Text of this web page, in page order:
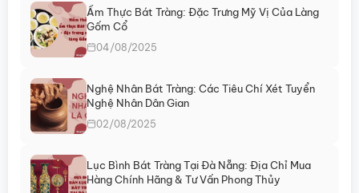
Ẩm Thực Bát Tràng: Đặc Trưng Mỹ Vị Của Làng
Gốm Cổ
04/08/2025
Nghệ Nhân Bát Tràng: Các Tiêu Chí Xét Tuyển
Nghệ Nhân Dân Gian
02/08/2025
Lục Bình Bát Tràng Tại Đà Nẵng: Địa Chỉ Mua
Hàng Chính Hãng & Tư Vấn Phong Thủy